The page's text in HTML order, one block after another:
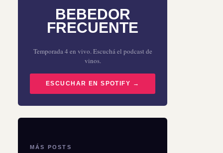
BEBEDOR
FRECUENTE
Temporada 4 en vivo. Escuchá el podcast de
vinos.
ESCUCHAR EN SPOTIFY →
MÁS POSTS